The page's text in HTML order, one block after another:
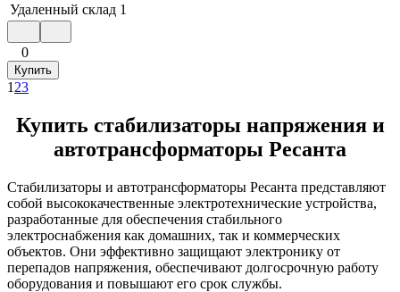
Удаленный склад 1
0
Купить
1 23
Купить стабилизаторы напряжения и
автотрансформаторы Ресанта
Стабилизаторы и автотрансформаторы Ресанта представляют
собой высококачественные электротехнические устройства,
разработанные для обеспечения стабильного
электроснабжения как домашних, так и коммерческих
объектов. Они эффективно защищают электронику от
перепадов напряжения, обеспечивают долгосрочную работу
оборудования и повышают его срок службы.